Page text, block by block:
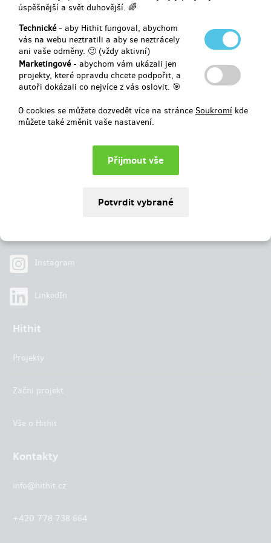
úspěšnější a svět duhovější. 🌈
Technické- aby Hithit fungoval, abychom
vás na webu neztratili a aby se neztrácely
ani vaše odměny. 🙂 (vždy aktivní)
Marketingové- abychom vám ukázali jen
projekty, které opravdu chcete podpořit, a
autoři dokázali co nejvíce z vás oslovit. 🎯
O cookies se můžete dozvedět více na stránce Soukromí kde
můžete také změnit vaše nastavení.
Vybráno
191 200 Kčz150 000 Kč
127% Úspěšně dokončený
Instagram
LinkedIn
Hithit
Projekty
Začni projekt
Vše o Hithit
Kontakty
info@hithit.cz
+420 778 738 664